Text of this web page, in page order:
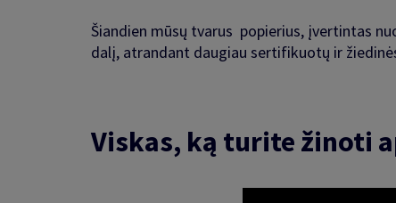
Šiandien mūsų tvarus popierius, įvertintas
dalį, atrandant daugiau sertifikuotų ir
Viskas, ką turite žinoti